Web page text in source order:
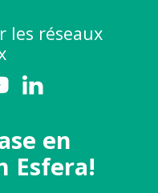
les réseaux
en
Esfera!